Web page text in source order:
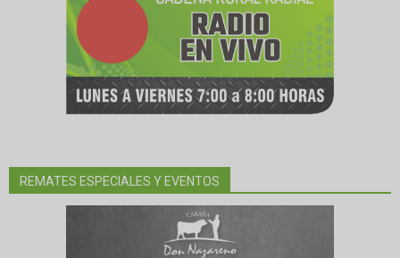
REMATES ESPECIALES Y EVENTOS